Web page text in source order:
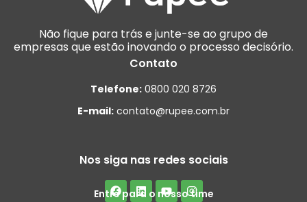
Não fique para trás e junte-se ao grupo de
empresas que estão inovando o processo decisório.
Contato
Telefone: 0800 020 8726
E-mail: contato@rupee.com.br
Nos siga nas redes sociais
Entre para o nosso time